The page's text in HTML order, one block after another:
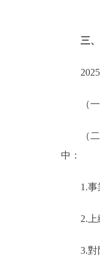
三、
2025年
（一）
（二）
中：
1.事業
2.上繳
3.對附